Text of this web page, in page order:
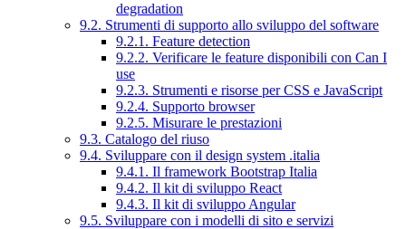
degradation
9.2. Strumenti di supporto allo sviluppo del software
9.2.1. Feature detection
9.2.2. Verificare le feature disponibili con Can I
use
9.2.3. Strumenti e risorse per CSS e JavaScript
9.2.4. Supporto browser
9.2.5. Misurare le prestazioni
9.3. Catalogo del riuso
9.4. Sviluppare con il design system .italia
9.4.1. Il framework Bootstrap Italia
9.4.2. Il kit di sviluppo React
9.4.3. Il kit di sviluppo Angular
9.5. Sviluppare con i modelli di sito e servizi